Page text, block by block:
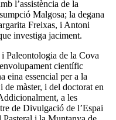
l’assistència de la
Malgosa; la degana
Freixas, i Antoni
investiga jaciment.
Paleontologia de la Cova
científic
eina essencial per a la
de màster, i del doctorat en
a les
de Divulgació de l’Espai